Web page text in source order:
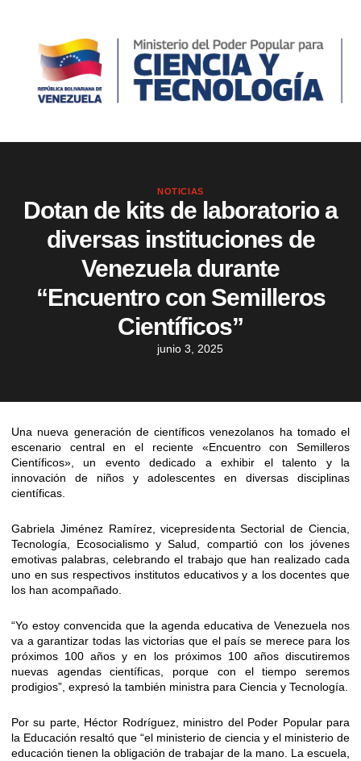
NOTICIAS
Dotan de kits de laboratorio a
diversas instituciones de
Venezuela durante
“Encuentro con Semilleros
Científicos”
junio 3, 2025
Una nueva generación de científicos venezolanos ha tomado el
escenario central en el reciente «Encuentro con Semilleros
Científicos», un evento dedicado a exhibir el talento y la
innovación de niños y adolescentes en diversas disciplinas
científicas.
Gabriela Jiménez Ramírez, vicepresidenta Sectorial de Ciencia,
Tecnología, Ecosocialismo y Salud, compartió con los jóvenes
emotivas palabras, celebrando el trabajo que han realizado cada
uno en sus respectivos institutos educativos y a los docentes que
los han acompañado.
“Yo estoy convencida que la agenda educativa de Venezuela nos
va a garantizar todas las victorias que el país se merece para los
próximos 100 años y en los próximos 100 años discutiremos
nuevas agendas científicas, porque con el tiempo seremos
prodigios”, expresó la también ministra para Ciencia y Tecnología.
Por su parte, Héctor Rodríguez, ministro del Poder Popular para
la Educación resaltó que “el ministerio de ciencia y el ministerio de
educación tienen la obligación de trabajar de la mano. La escuela,